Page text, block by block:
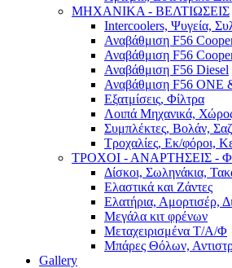
ΜΗΧΑΝΙΚΑ - ΒΕΛΤΙΩΣΕΙΣ
Intercoolers, Ψυγεία,
Αναβάθμιση F56
Αναβάθμιση F56
Αναβάθμιση F56 Diesel
Αναβάθμιση F56 ONE
Εξατμίσεις, Φίλτρα
Λοιπά Μηχανικά,
Συμπλέκτες, Βολάν,
Τροχαλίες, Εκ/φόροι,
ΤΡΟΧΟΙ - ΑΝΑΡΤΗΣΕΙΣ -
Δίσκοι, Σωληνάκια,
Ελαστικά και Ζάντες
Ελατήρια, Αμορτισέρ,
Μεγάλα κιτ φρένων
Μεταχειρισμένα Τ/Α/Φ
Μπάρες Θόλων,
Gallery